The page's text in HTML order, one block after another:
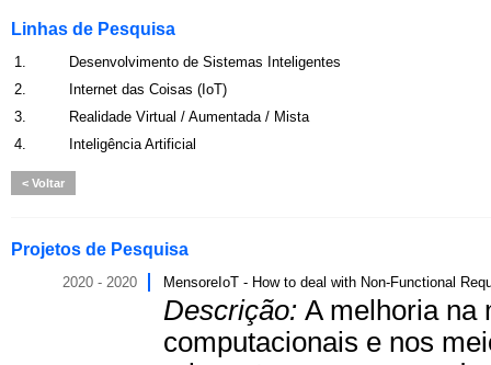
Linhas de Pesquisa
1.
Desenvolvimento de Sistemas Inteligentes
2.
Internet das Coisas (IoT)
3.
Realidade Virtual / Aumentada / Mista
4.
Inteligência Artificial
Voltar
Projetos de Pesquisa
2020 - 2020 MensoreIoT - How to deal with Non-Functional
Descrição: A melhoria na
computacionais e nos